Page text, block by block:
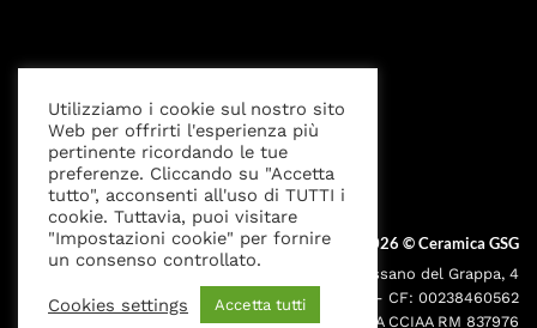
Privacy Policy Cookies settings Note Legali
Copyright 2026 ©Ceramica GSG
Sede legale: Via Bassano del Grappa, 4
000195 - Roma P.IVA: 05095691001 - CF: 00238460562
Iscr. Reg. Imprese RM00238460562 REA CCIAA RM 837976
Utilizziamo i cookie sul nostro sito
Web per offrirti l'esperienza più
pertinente ricordando le tue
preferenze. Cliccando su "Accetta
tutto", acconsenti all'uso di TUTTI i
cookie. Tuttavia, puoi visitare
"Impostazioni cookie" per fornire
un consenso controllato.
Cookies settings Accetta tutti